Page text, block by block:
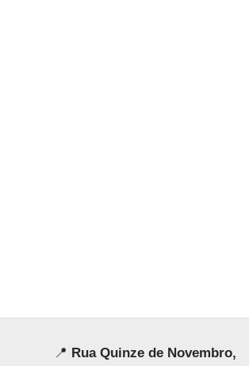
📍 Rua Quinze de Novembro,